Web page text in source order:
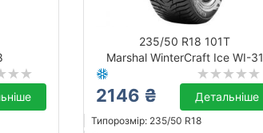
235/50 R18 101T
Marshal WinterCraft Ice WI-31
2146 ₴ Детальніше
Типорозмір: 235/50 R18